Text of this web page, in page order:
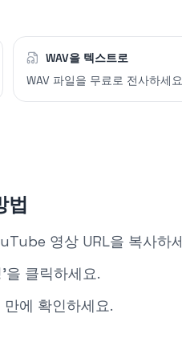
WAV을 텍스트로
WAV 파일을 무료로 전사하세요
법
영상 URL을 복사하
클릭하세요.
에 확인하세요.